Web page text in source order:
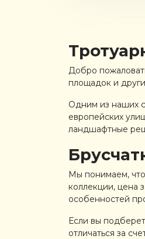
Добро
площадок и
Одним из наших
европейских
ландшафтные
Мы понимаем,
коллекции, цена
особенностей
Если вы
отличаться за